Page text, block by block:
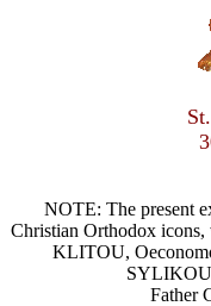
NOTE: The present
Christian Orthodox icons,
KLITOU,
Father